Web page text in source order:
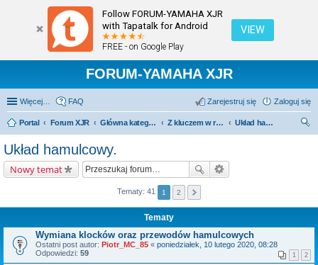
Follow FORUM-YAMAHA XJR
with Tapatalk for Android
FREE - on Google Play
VIEW
FORUM-YAMAHA XJR
Więcej… FAQ Zaloguj się
Zarejestruj się
Portal Forum XJR Główna kategoria forum Z kluczem w ręku.
Układ hamulcowy.
Układ hamulcowy.
Nowy temat
Tematy: 41 1 2
Tematy
Wymiana klocków oraz przewodów hamulcowych
Ostatni post autor: Piotr_MC_85 « poniedziałek, 10 lutego 2020, 08:28
Odpowiedzi: 59 1 2